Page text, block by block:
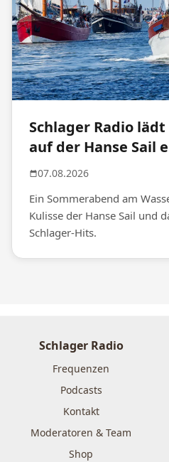
Schlager Radio
auf der Hanse Sail
07.08.2026
Ein Sommerabend am
Kulisse der Hanse Sail und
Schlager-Hits.
Schlager Radio
Frequenzen
Podcasts
Kontakt
Moderatoren & Team
Shop